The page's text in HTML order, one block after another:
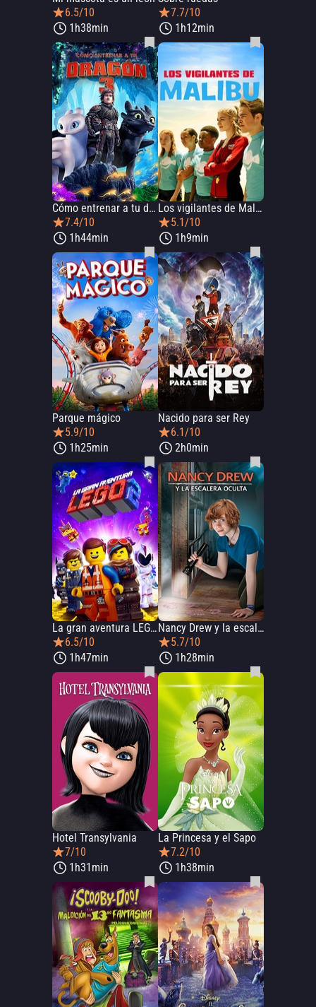
6.5/10
1h38min
7.7/10
1h12min
Cómo entrenar a tu dragón 3
7.4/10
1h44min
Los vigilantes de Malibú
5.1/10
1h9min
Parque mágico
5.9/10
1h25min
Nacido para ser Rey
6.1/10
2h0min
La gran aventura LEGO 2
6.5/10
1h47min
Nancy Drew y la escalera oculta
5.7/10
1h28min
Hotel Transylvania
7/10
1h31min
La Princesa y el Sapo
7.2/10
1h38min